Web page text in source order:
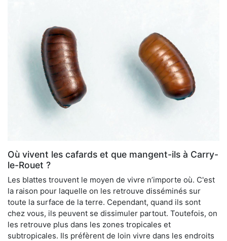
Où vivent les cafards et que mangent-ils à Carry-
le-Rouet ?
Les blattes trouvent le moyen de vivre n’importe où. C'est
la raison pour laquelle on les retrouve disséminés sur
toute la surface de la terre. Cependant, quand ils sont
chez vous, ils peuvent se dissimuler partout. Toutefois, on
les retrouve plus dans les zones tropicales et
subtropicales. Ils préfèrent de loin vivre dans les endroits